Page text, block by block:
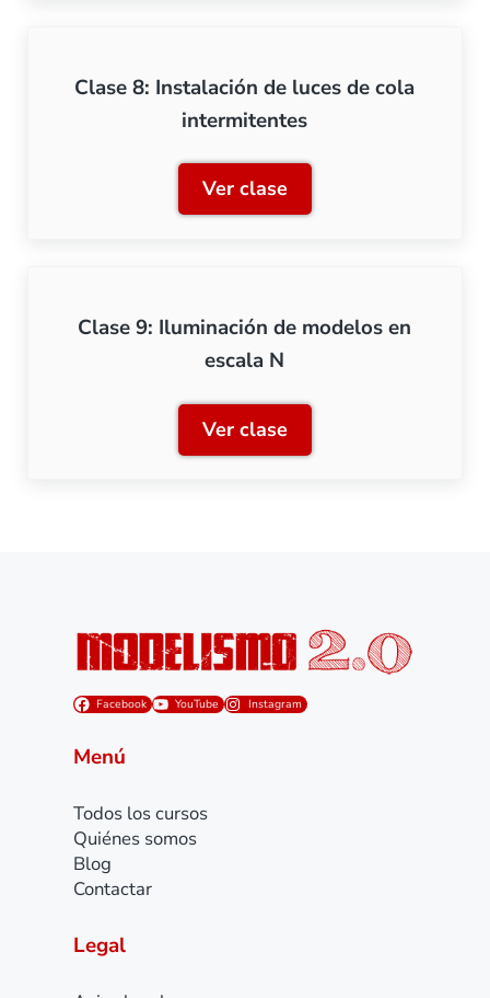
Clase 8: Instalación de luces de cola
intermitentes
Ver claseClase 8: Instalación de
Clase 9: Iluminación de modelos en
escala N
Ver claseClase 9: Iluminación de
Facebook YouTube Instagram
Menú
Todos los cursos
Quiénes somos
Blog
Contactar
Legal